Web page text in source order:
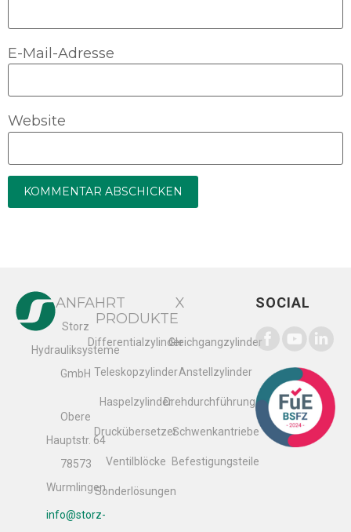
E-Mail-Adresse
Website
ANFAHRT
Storz
Hydrauliksysteme
GmbH
Obere
Hauptstr. 64
78573
Wurmlingen
info@storz-
PRODUKTE
Differentialzylinder
Teleskopzylinder
Haspelzylinder
Druckübersetzer
Ventilblöcke
Sonderlösungen
X
Gleichgangzylinder
Anstellzylinder
Drehdurchführungen
Schwenkantriebe
Befestigungsteile
SOCIAL